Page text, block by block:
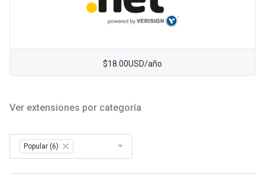
$18.00USD/año
Ver extensiones por categoría
Popular (6) ×